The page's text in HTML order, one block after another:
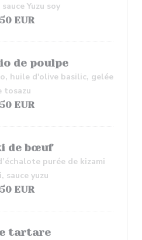
Yuzu soy
EUR
de poulpe
huile d'olive basilic, gelée
tosazu
EUR
de bœuf
purée de kizami
sauce yuzu
EUR
tartare